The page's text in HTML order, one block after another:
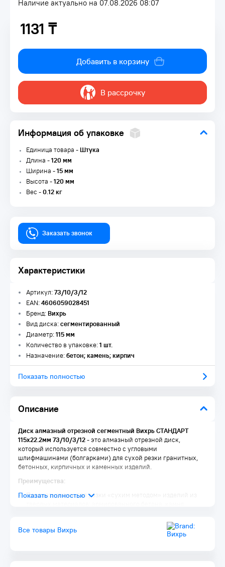
Наличие актуально на 07.08.2026 08:07
1131 ₸
1131 ₸
Добавить в корзину
В рассрочку
Информация об упаковке
Единица товара -Штука
Длина -120 мм
Ширина -15 мм
Высота -120 мм
Вес -0.12 кг
Заказать звонок
Характеристики
Описание
Артикул:73/10/3/12
EAN:4606059028451
Бренд:Вихрь
Вид диска:сегментированный
Диаметр:115 мм
Количество в упаковке:1 шт.
Назначение:бетон; камень; кирпич
Показать полностью
Диск алмазный отрезной сегментный Вихрь СТАНДАРТ
115х22.2мм 73/10/3/12- это алмазный отрезной диск,
который используется совместно с угловыми
шлифмашинами (болгарками) для сухой резки гранитных,
бетонных, кирпичных и каменных изделий.
Преимущества:
Предназначены для резки «сухим методом» изделий из
Благодаря наличию «прорезей» сегментов в диске
процесс обработки осуществляется с эффективным
Все товары Вихрь